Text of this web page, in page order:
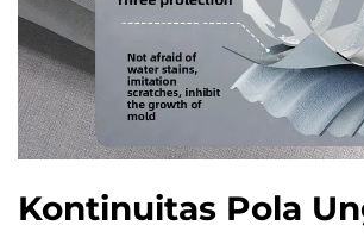
Kontinuitas Pola